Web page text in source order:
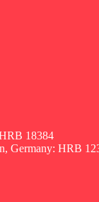
18384
Germany: HRB